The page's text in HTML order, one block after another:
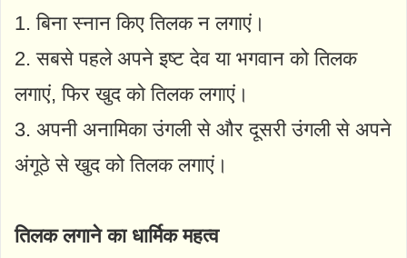
1. बिना स्नान किए तिलक न लगाएं।
2. सबसे पहले अपने इष्ट देव या भगवान को तिलक
लगाएं, फिर खुद को तिलक लगाएं।
3. अपनी अनामिका उंगली से और दूसरी उंगली से अपने
अंगूठे से खुद को तिलक लगाएं।
तिलक लगाने का धार्मिक महत्व